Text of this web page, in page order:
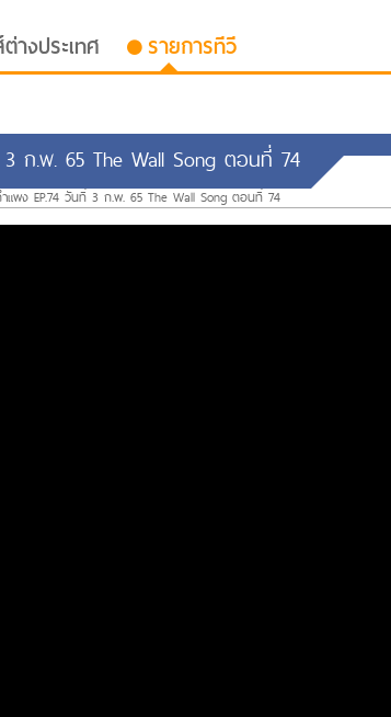
างประเทศ รายการทีวี
3 ก.พ. 65 The Wall Song ตอนที่ 74
แพง EP.74 วันที่ 3 ก.พ. 65 The Wall Song ตอนที่ 74